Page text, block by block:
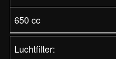
650 cc
Luchtfilter: